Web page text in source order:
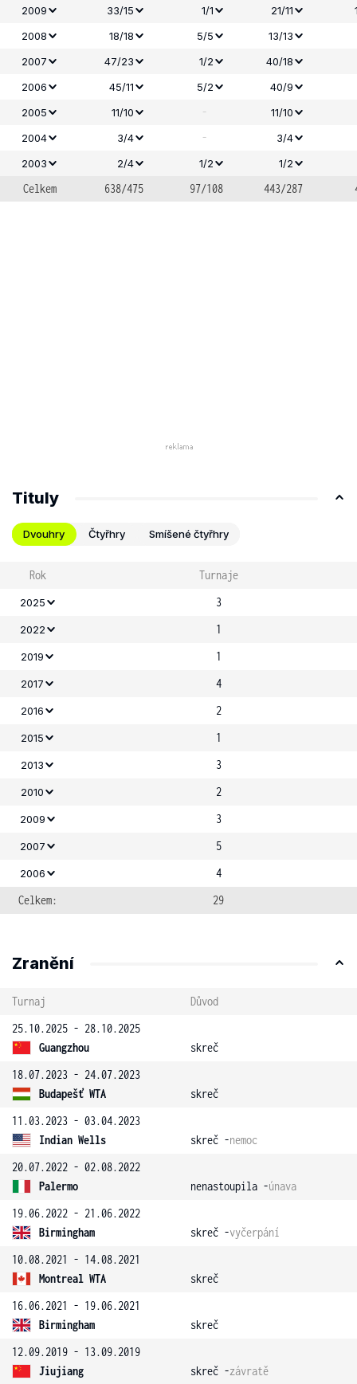
2009 33/15 1/1 21/11
2008
18/18 5/5
13/13
2007
47/23 1/2
40/18
2006
45/11 5/2
40/9
2005
11/10 -
11/10
2004
3/4 -
3/4
2003
2/4 1/2 1/2
Celkem 638/475 97/108 443/287
Tituly
Dvouhry Čtyřhry Smíšené čtyřhry
Rok Turnaje
2025 3
2022 1
2019 1
2017 4
2016 2
2015 1
2013 3
2010 2
2009 3
2007 5
2006
4
Celkem:
29
Zranění
Turnaj
Důvod
25.10.2025 - 28.10.2025
Guangzhou
skreč
18.07.2023 - 24.07.2023
Budapešť WTA
skreč
11.03.2023 - 03.04.2023
Indian Wells
skreč -nemoc
20.07.2022 - 02.08.2022
Palermo
nenastoupila -únava
19.06.2022 - 21.06.2022
Birmingham
skreč -vyčerpání
10.08.2021 - 14.08.2021
Montreal WTA
skreč
16.06.2021 - 19.06.2021
Birmingham
skreč
12.09.2019 - 13.09.2019
Jiujiang
skreč -závratě